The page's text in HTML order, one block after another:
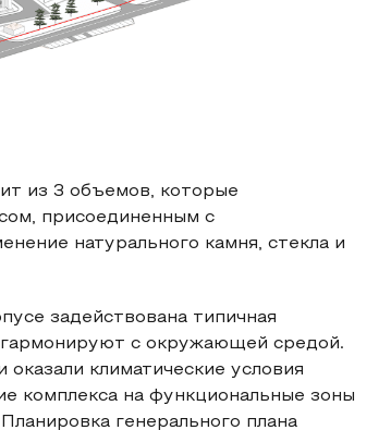
из 3 объемов, которые
присоединенным с
натурального камня, стекла и
задействована типичная
с окружающей средой.
климатические условия
комплекса на функциональные зоны
генерального плана